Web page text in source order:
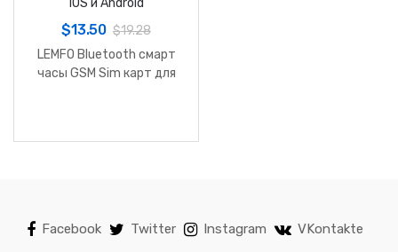
$13.50 $19.28
LEMFO Bluetooth смарт
часы GSM Sim карт для
Facebook Twitter Instagram VKontakte